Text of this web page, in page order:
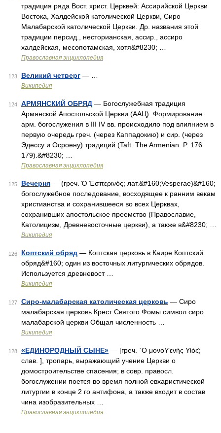
традиция ряда Вост. христ. Церквей: Ассирийской Церкви
Востока, Халдейской католической Церкви, Сиро
Малабарской католической Церкви. Др. названия этой
традиции персид., несторианская, ассир., ассиро
халдейская, месопотамская, хотя&#8230; …
Православная энциклопедия
123 Великий четверг — …
Википедия
124 АРМЯНСКИЙ ОБРЯД — Богослужебная традиция
Армянской Апостольской Церкви (ААЦ). Формирование
арм. богослужения в III IV вв. происходило под влиянием в
первую очередь греч. (через Каппадокию) и сир. (через
Эдессу и Осроену) традиций (Taft. The Armenian. P. 176
179).&#8230; …
Православная энциклопедия
125 Вечерня — (греч. Ὁ Ἑσπερινός; лат.&#160;Vesperae)&#160;
богослужебное последование, восходящее к ранним векам
христианства и сохранившееся во всех Церквах,
сохранивших апостольское преемство (Православие,
Католицизм, Древневосточные церкви), а также в&#8230; …
Википедия
126 Коптский обряд — Коптская церковь в Каире Коптский
обряд&#160; один из восточных литургических обрядов.
Используется древневост …
Википедия
127 Сиро-малабарская католическая церковь — Сиро
малабарская церковь Крест Святого Фомы символ сиро
малабарской церкви Общая численность …
Википедия
128 «ЕДИНОРОДНЫЙ СЫНЕ» — [греч. ῾Ο μονοϒενὴς Υἱός̇;
слав. ], тропарь, выражающий учение Церкви о
домостроительстве спасения; в совр. правосл.
богослужении поется во время полной евхаристической
литургии в конце 2 го антифона, а также входит в состав
чина изобразительных …
Православная энциклопедия